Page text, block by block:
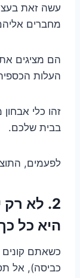
עשה זאת
מחברים
הם מציגים
העלות
זהו כלי
בבית שלכם.
לפעמים,
2. לא רק
היא כל
כשאתם
כביסה), אל